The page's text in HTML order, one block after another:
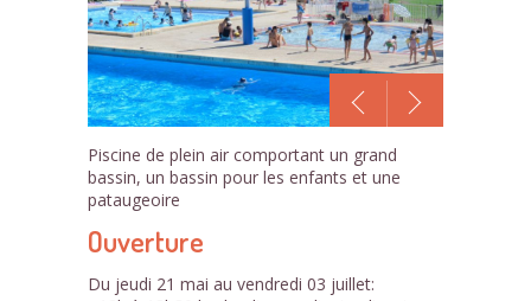
carnet
1 /1
Piscine de plein air comportant un grand
bassin, un bassin pour les enfants et une
pataugeoire
Ouverture
Du jeudi 21 mai au vendredi 03 juillet: